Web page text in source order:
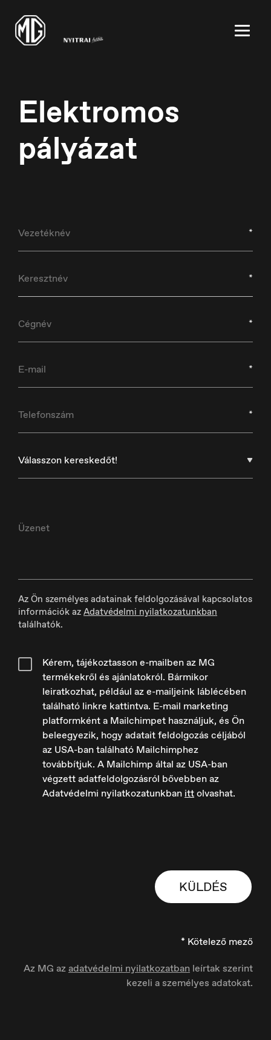
België
Nederlands
Belgique
Croatia
Czech Republic
Danmark
Deutschland
España
Español
Elektromos
pályázat
*
*
*
*
*
Válasszon kereskedőt!
Az Ön személyes adatainak feldolgozásával kapcsolatos
információk az Adatvédelmi nyilatkozatunkban
találhatók.
Kérem, tájékoztasson e-mailben az MG
termékekről és ajánlatokról. Bármikor
leiratkozhat, például az e-mailjeink láblécében
található linkre kattintva. E-mail marketing
platformként a Mailchimpet használjuk, és Ön
beleegyezik, hogy adatait feldolgozás céljából
az USA-ban található Mailchimphez
továbbítjuk. A Mailchimp által az USA-ban
végzett adatfeldolgozásról bővebben az
Adatvédelmi nyilatkozatunkban ittolvashat.
KÜLDÉS
* Kötelező mező
Az MG azadatvédelmi nyilatkozatban leírtak szerint
kezeli a személyes adatokat.